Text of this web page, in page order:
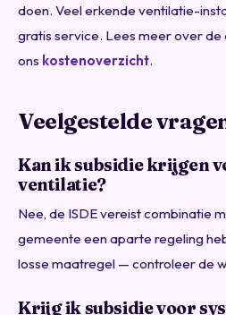
doen. Veel erkende ventilatie-
gratis service. Lees meer over
ons kostenoverzicht.
Veelgestelde
Kan ik subsidie krijgen
ventilatie?
Nee, de ISDE vereist combinatie
gemeente een aparte regeling
losse maatregel — controleer de
Krijg ik subsidie voor